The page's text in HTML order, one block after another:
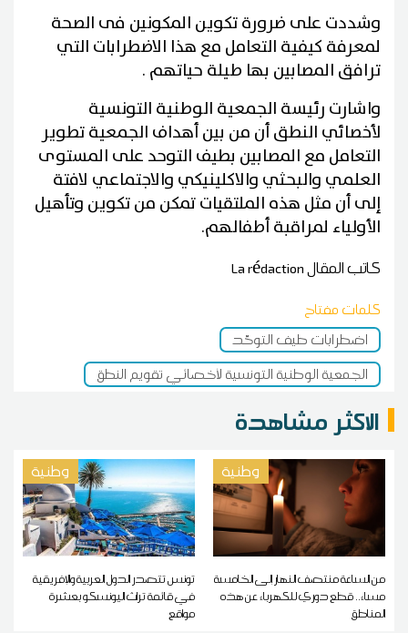
وشددت على ضرورة تكوين المكونين فى الصحة
لمعرفة كيفية التعامل مع هذا الاضطرابات التي
ترافق المصابين بها طيلة حياتهم .
واشارت رئيسة الجمعية الوطنية التونسية
لأخصائي النطق أن من بين أهداف الجمعية تطوير
التعامل مع المصابين بطيف التوحد على المستوى
العلمي والبحثي والاكلينيكي والاجتماعي لافتة
إلى أن مثل هذه الملتقيات تمكن من تكوين وتأهيل
الأولياء لمراقبة أطفالهم.
كاتب المقالLa rédaction
كلمات مفتاح
اضطرابات طيف التوحّد
الجمعية الوطنية التونسية لأخصائي تقويم النطق
الاكثر مشاهدة
وطنية
من الساعة منتصف النهار إلى الخامسة
مساء.. قطع دوري للكهرباء عن هذه
المناطق
وطنية
تونس تتصدر الدول العربية والإفريقية
في قائمة تراث اليونسكو بعشرة
مواقع